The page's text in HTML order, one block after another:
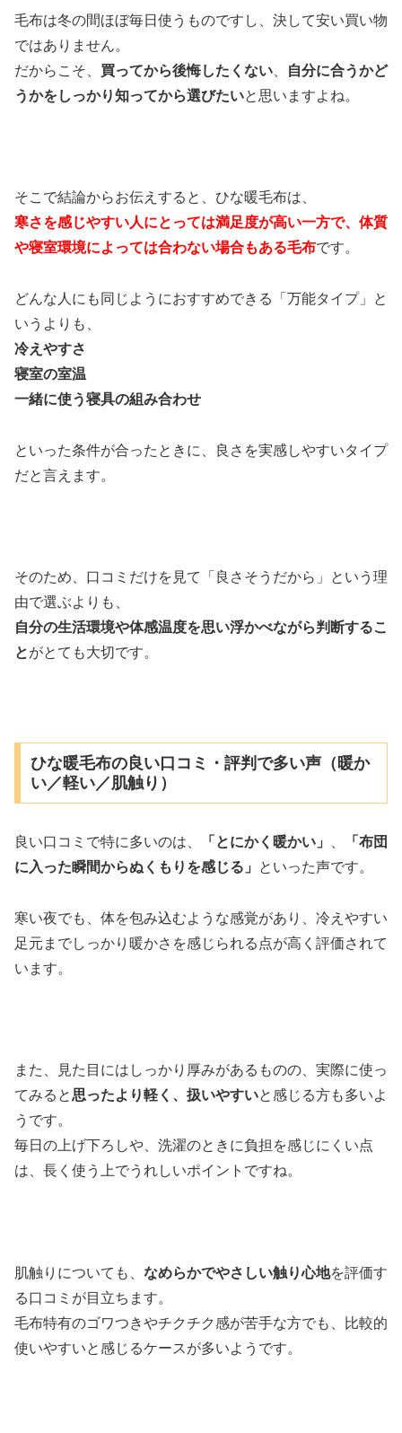
毛布は冬の間ほぼ毎日使うものですし、決して安い買い物
ではありません。
だからこそ、 買ってから後悔したくない
自分に合うかど
うかをしっかり知ってから選びたいと思いますよね。
そこで結論からお伝えすると、ひな暖毛布は、
寒さを感じやすい人にとっては満足度が高い一方で、体質
や寝室環境によっては合わない場合もある毛布です。
どんな人にも同じようにおすすめできる「万能タイプ」と
いうよりも、
冷えやすさ
寝室の室温
一緒に使う寝具の組み合わせ
といった条件が合ったときに、良さを実感しやすいタイプ
だと言えます。
そのため、口コミだけを見て「良さそうだから」という理
由で選ぶよりも、
自分の生活環境や体感温度を思い浮かべながら判断するこ
とがとても大切です。
ひな暖毛布の良い口コミ・評判で多い声（暖か
い／軽い／肌触り）
良い口コミで特に多いのは、 「とにかく暖かい」
「布団
に入った瞬間からぬくもりを感じる」
といった声です。
寒い夜でも、体を包み込むような感覚があり、冷えやすい
足元までしっかり暖かさを感じられる点が高く評価されて
います。
また、見た目にはしっかり厚みがあるものの、実際に使っ
てみると思ったより軽く、扱いやすいと感じる方も多いよ
うです。
毎日の上げ下ろしや、洗濯のときに負担を感じにくい点
は、長く使う上でうれしいポイントですね。
肌触りについても、 なめらかでやさしい触り心地を評価す
る口コミが目立ちます。
毛布特有のゴワつきやチクチク感が苦手な方でも、比較的
使いやすいと感じるケースが多いようです。